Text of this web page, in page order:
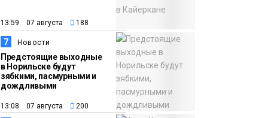
13:59 07 августа 188
7 Новости
Предстоящие выходные
в Норильске будут
зябкими, пасмурными и
дождливыми
13:08 07 августа 200